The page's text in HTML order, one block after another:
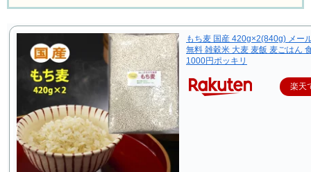
もち麦 国産 420g×2(840g) メー
無料 雑穀米 大麦 麦飯 麦ごはん
1000円ポッキリ
楽天